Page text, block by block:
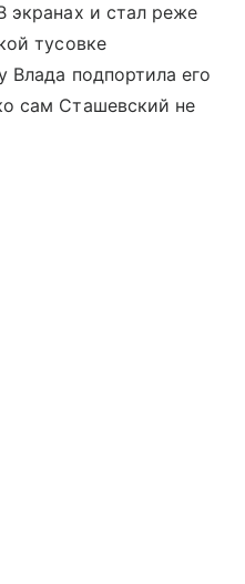
экранах и стал реже
тусовке
Влада подпортила его
сам Сташевский не